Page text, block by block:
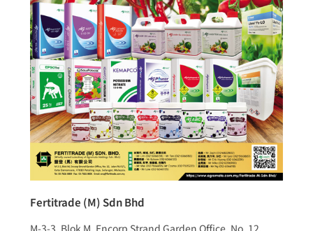
Fertitrade (M) Sdn Bhd
M-3-3, Blok M, Encorp Strand Garden Office, No. 12,